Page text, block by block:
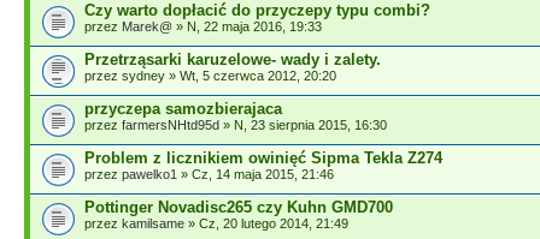
Czy warto dopłacić do przyczepy typu combi?
przez Marek@ » N, 22 maja 2016, 19:33
Przetrząsarki karuzelowe- wady i zalety.
przez sydney » Wt, 5 czerwca 2012, 20:20
przyczepa samozbierajaca
przez farmersNHtd95d » N, 23 sierpnia 2015, 16:30
Problem z licznikiem owinięć Sipma Tekla Z274
przez pawelko1 » Cz, 14 maja 2015, 21:46
Pottinger Novadisc265 czy Kuhn GMD700
przez kamilsame » Cz, 20 lutego 2014, 21:49